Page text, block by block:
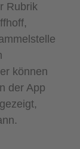
Rubrik
können
der App